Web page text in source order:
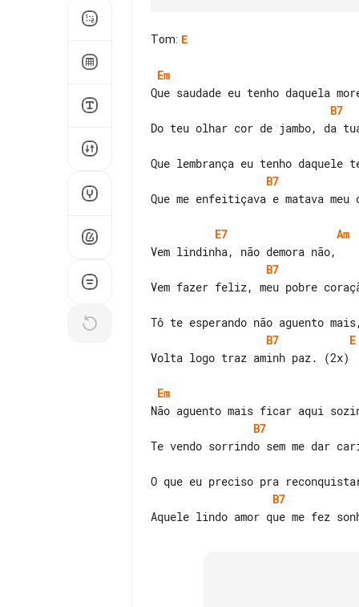
Tom: E
Em
B7
B7
Que me enfeitiçava e matava meu
E7
Am
B7
B7
E
Volta logo traz aminh paz. (2x)
Em
B7
B7